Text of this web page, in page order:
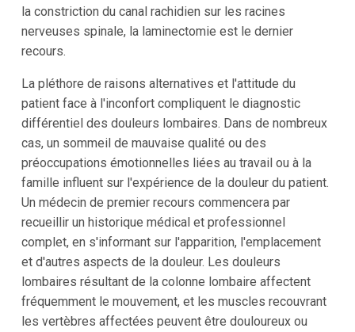
la constriction du canal rachidien sur les racines
nerveuses spinale, la laminectomie est le dernier
recours.
La pléthore de raisons alternatives et l'attitude du
patient face à l'inconfort compliquent le diagnostic
différentiel des douleurs lombaires. Dans de nombreux
cas, un sommeil de mauvaise qualité ou des
préoccupations émotionnelles liées au travail ou à la
famille influent sur l'expérience de la douleur du patient.
Un médecin de premier recours commencera par
recueillir un historique médical et professionnel
complet, en s'informant sur l'apparition, l'emplacement
et d'autres aspects de la douleur. Les douleurs
lombaires résultant de la colonne lombaire affectent
fréquemment le mouvement, et les muscles recouvrant
les vertèbres affectées peuvent être douloureux ou